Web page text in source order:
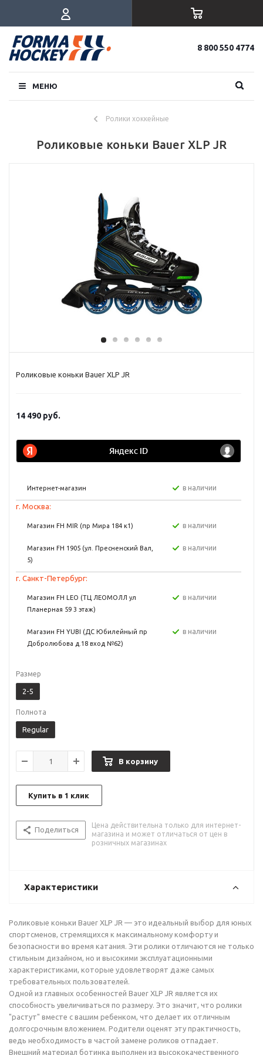
8 800 550 4774
МЕНЮ
Ролики хоккейные
Роликовые коньки Bauer XLP JR
Роликовые коньки Bauer XLP JR
14 490 руб.
Интернет-магазин в наличии
г. Москва:
Магазин FH MIR (пр Мира 184 к1) в наличии
Магазин FH 1905 (ул. Пресненский Вал,
5)
в наличии
г. Санкт-Петербург:
Магазин FH LEO (ТЦ ЛЕОМОЛЛ ул
Планерная 59 3 этаж)
в наличии
Магазин FH YUBI (ДС Юбилейный пр
Добролюбова д.18 вход №62)
в наличии
Размер
2-5
Полнота
Regular
В корзину
Купить в 1 клик
Поделиться
Цена действительна только для интернет-
магазина и может отличаться от цен в
розничных магазинах
Характеристики
Роликовые коньки Bauer XLP JR — это идеальный выбор для юных
спортсменов, стремящихся к максимальному комфорту и
безопасности во время катания. Эти ролики отличаются не только
стильным дизайном, но и высокими эксплуатационными
характеристиками, которые удовлетворят даже самых
требовательных пользователей.
Одной из главных особенностей Bauer XLP JR является их
способность увеличиваться по размеру. Это значит, что ролики
"растут" вместе с вашим ребенком, что делает их отличным
долгосрочным вложением. Родители оценят эту практичность,
ведь необходимость в частой замене роликов отпадает.
Внешний материал ботинка выполнен из высококачественного